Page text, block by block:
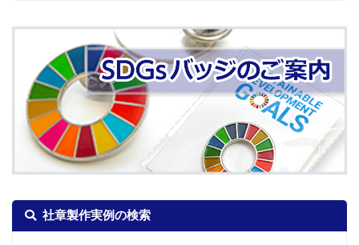
社章製作実例の検索